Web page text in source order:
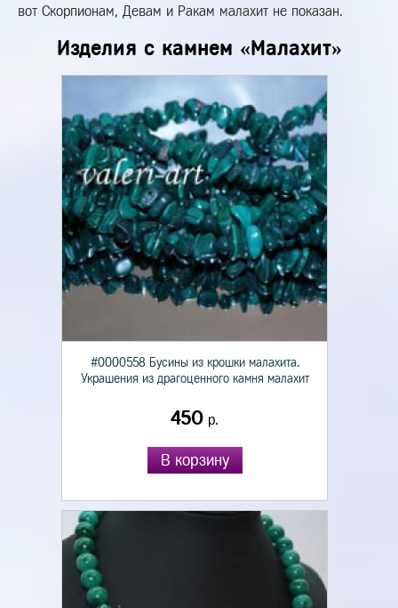
вот Скорпионам, Девам и Ракам малахит не показан.
Изделия с камнем «Малахит»
#0000558 Бусины из крошки малахита.
Украшения из драгоценного камня малахит
450 р.
В корзину